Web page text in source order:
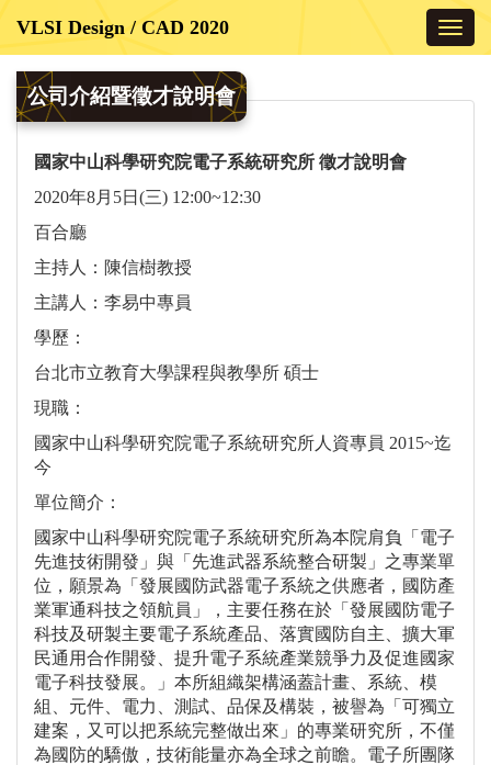
公司介紹暨徵才說明會
國家中山科學研究院電子系統研究所 徵才說明會
2020年8月5日(三) 12:00~12:30
百合廳
主持人：陳信樹教授
主講人：李易中專員
學歷：
台北市立教育大學課程與教學所 碩士
現職：
國家中山科學研究院電子系統研究所人資專員 2015~迄
今
單位簡介：
國家中山科學研究院電子系統研究所為本院肩負「電子
先進技術開發」與「先進武器系統整合研製」之專業單
位，願景為「發展國防武器電子系統之供應者，國防產
業軍通科技之領航員」，主要任務在於「發展國防電子
科技及研製主要電子系統產品、落實國防自主、擴大軍
民通用合作開發、提升電子系統產業競爭力及促進國家
電子科技發展。」本所組織架構涵蓋計畫、系統、模
組、元件、電力、測試、品保及構裝，被譽為「可獨立
建案，又可以把系統完整做出來」的專業研究所，不僅
為國防的驕傲，技術能量亦為全球之前瞻。電子所團隊